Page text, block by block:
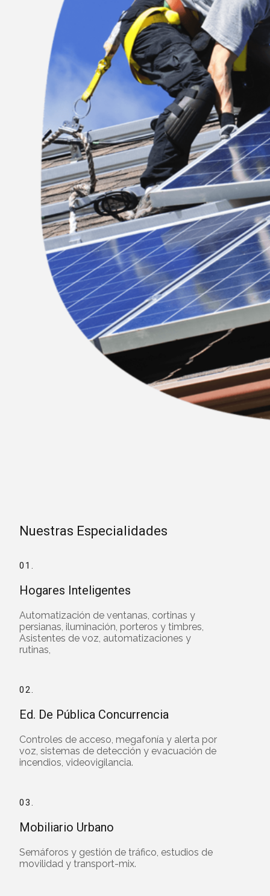
Nuestras Especialidades
01.
Hogares Inteligentes
Automatización de ventanas, cortinas y
persianas, iluminación, porteros y timbres,
Asistentes de voz, automatizaciones y
rutinas,
02.
Ed. De Pública Concurrencia
Controles de acceso, megafonía y alerta por
voz, sistemas de detección y evacuación de
incendios, videovigilancia.
03.
Mobiliario Urbano
Semáforos y gestión de tráfico, estudios de
movilidad y transport-mix.